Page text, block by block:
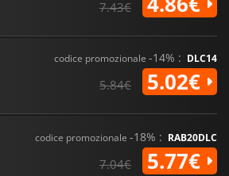
7.43€
codice promozionale -14% : DLC14
5.84€ 5.02€
codice promozionale -18% : RAB20DLC
7.04€ 5.77€